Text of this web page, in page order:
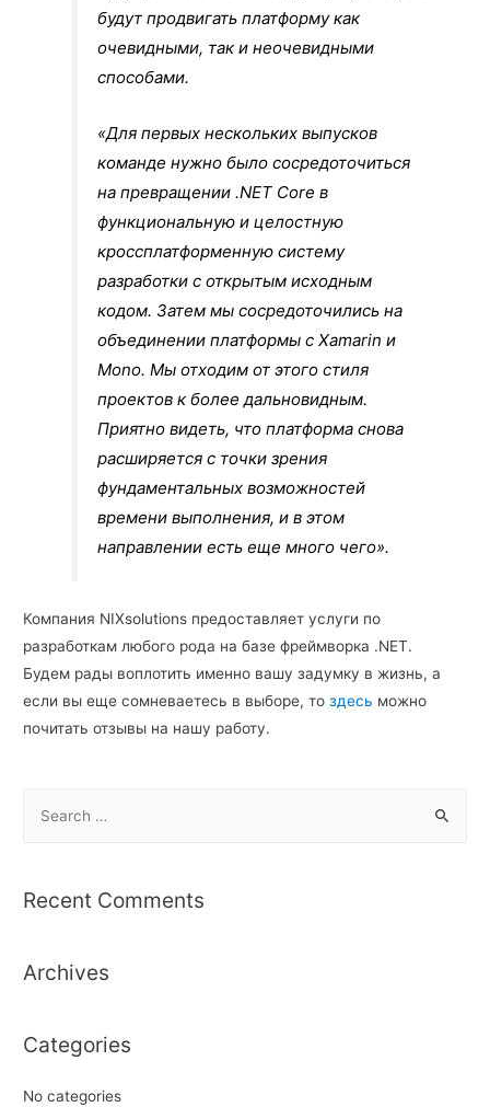
будут продвигать платформу как
очевидными, так и неочевидными
способами.
«Для первых нескольких выпусков
команде нужно было сосредоточиться
на превращении .NET Core в
функциональную и целостную
кроссплатформенную систему
разработки с открытым исходным
кодом. Затем мы сосредоточились на
объединении платформы с Xamarin и
Mono. Мы отходим от этого стиля
проектов к более дальновидным.
Приятно видеть, что платформа снова
расширяется с точки зрения
фундаментальных возможностей
времени выполнения, и в этом
направлении есть еще много чего».
Компания NIXsolutions предоставляет услуги по
разработкам любого рода на базе фреймворка .NET.
Будем рады воплотить именно вашу задумку в жизнь, а
если вы еще сомневаетесь в выборе, тоздесь можно
почитать отзывы на нашу работу.
r
f
r
Recent Comments
Archives
Categories
No categories